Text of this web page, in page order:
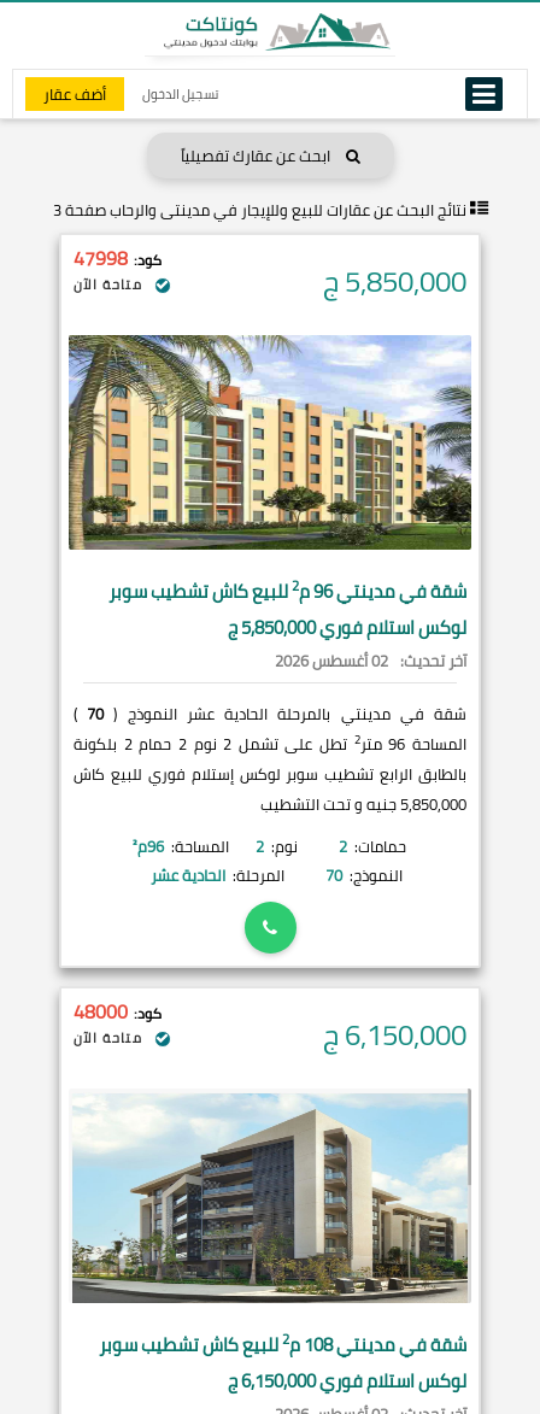
تسجيل الدخول أضف عقار
ابحث عن عقارك تفصيلياً
نتائج البحث عنعقارات للبيع وللإيجار في مدينتى والرحاب صفحة 3
5,850,000ج كود: 47998
متاحة الآن
شقة فيمدينتي96 م 2للبيع كاش تشطيب سوبر
لوكس استلام فوري 5,850,000 ج
آخر تحديث: 02 أغسطس 2026
شقة في مدينتي بالمرحلة الحادية عشر النموذج (70
)
المساحة 96 متر
2
تطل على تشمل 2 نوم 2 حمام 2 بلكونة
بالطابق الرابع تشطيب سوبر لوكس إستلام فوري للبيع كاش
5,850,000 جنيه و تحت التشطيب
حمامات: 2 نوم: 2 المساحة: 96م²
النموذج: 70 المرحلة: الحادية عشر
6,150,000ج كود: 48000
متاحة الآن
شقة فيمدينتي108 م 2للبيع كاش تشطيب سوبر
لوكس استلام فوري 6,150,000 ج